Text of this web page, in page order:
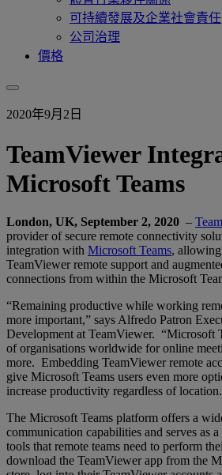
可持續發展及企業社會責任
公司治理
價格
2020年9月2日
TeamViewer
Microsoft Teams
London, UK, September 2, 2020 –
provider of secure remote connectivity
integration with Microsoft Teams, allowing
TeamViewer remote support and
connections from within the Microsoft
“Remaining productive while working
more important,” says Alfredo Patron
Development at TeamViewer. “Microsoft
of organisations worldwide for online
more. Embedding TeamViewer remote
give Microsoft Teams users even more
increase productivity regardless of
The Microsoft Teams platform offers a
communication capabilities and serves as
tools that remote teams need to perform
download the TeamViewer app from the